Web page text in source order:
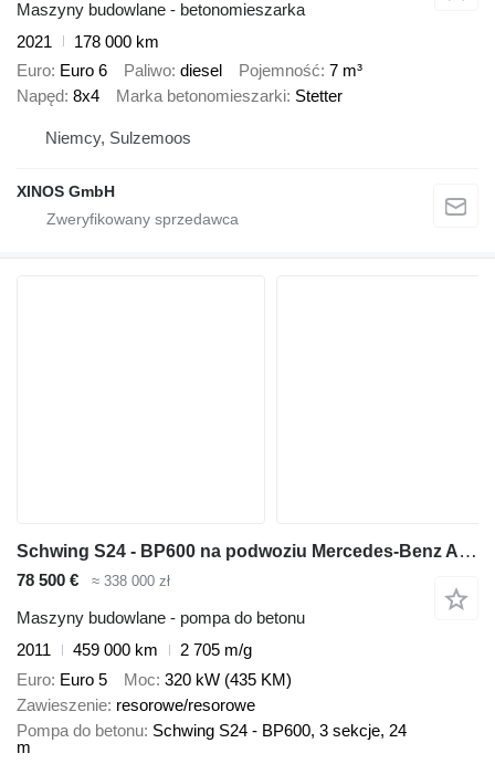
Maszyny budowlane - betonomieszarka
2021
178 000 km
Euro Euro 6 Paliwo diesel Pojemność 7 m³
Napęd 8x4 Marka betonomieszarki Stetter
Niemcy, Sulzemoos
XINOS GmbH
Schwing S24 - BP600 na podwoziu Mercedes-Benz Actros 4144 Schwing 24m
78 500 € ≈ 338 000 zł
Maszyny budowlane - pompa do betonu
2011
459 000 km
2 705 m/g
Euro Euro 5 Moc 320 kW (435 KM)
Zawieszenie resorowe/resorowe
Pompa do betonu Schwing S24 - BP600, 3 sekcje, 24
m